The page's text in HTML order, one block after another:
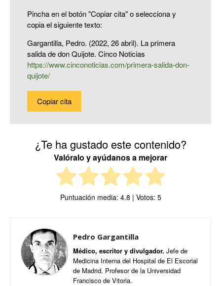
Pincha en el botón "Copiar cita" o selecciona y
copia el siguiente texto:
Gargantilla, Pedro. (2022, 26 abril). La primera
salida de don Quijote. Cinco Noticias
https://www.cinconoticias.com/primera-salida-don-
quijote/
Copiar cita
¿Te ha gustado este contenido?
Valóralo y ayúdanos a mejorar
Puntuación media: 4.8 | Votos: 5
Pedro Gargantilla
Médico, escritor y divulgador. Jefe de
Medicina Interna del Hospital de El Escorial
de Madrid. Profesor de la Universidad
Francisco de Vitoria.